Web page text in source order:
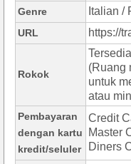
Genre Italian /
URL https://
Rokok
(Ruang
untuk
atau
Pembayaran
dengan kartu
kredit/seluler
Credit
Master
Diners